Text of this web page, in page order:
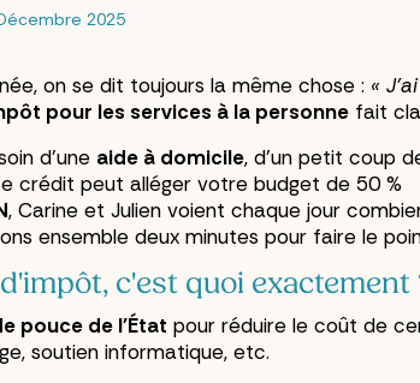
2025
d’impôt service à la personne :
on se dit toujours la même chose : «
pour les services à la personne fait
d'une aide à domicile, d'un petit coup
crédit peut alléger votre budget de 50 %
, Carine et Julien voient chaque jour
ensemble deux minutes pour faire le
d'impôt, c'est quoi exactement
pouce de l'État pour réduire le coût de
soutien informatique, etc.